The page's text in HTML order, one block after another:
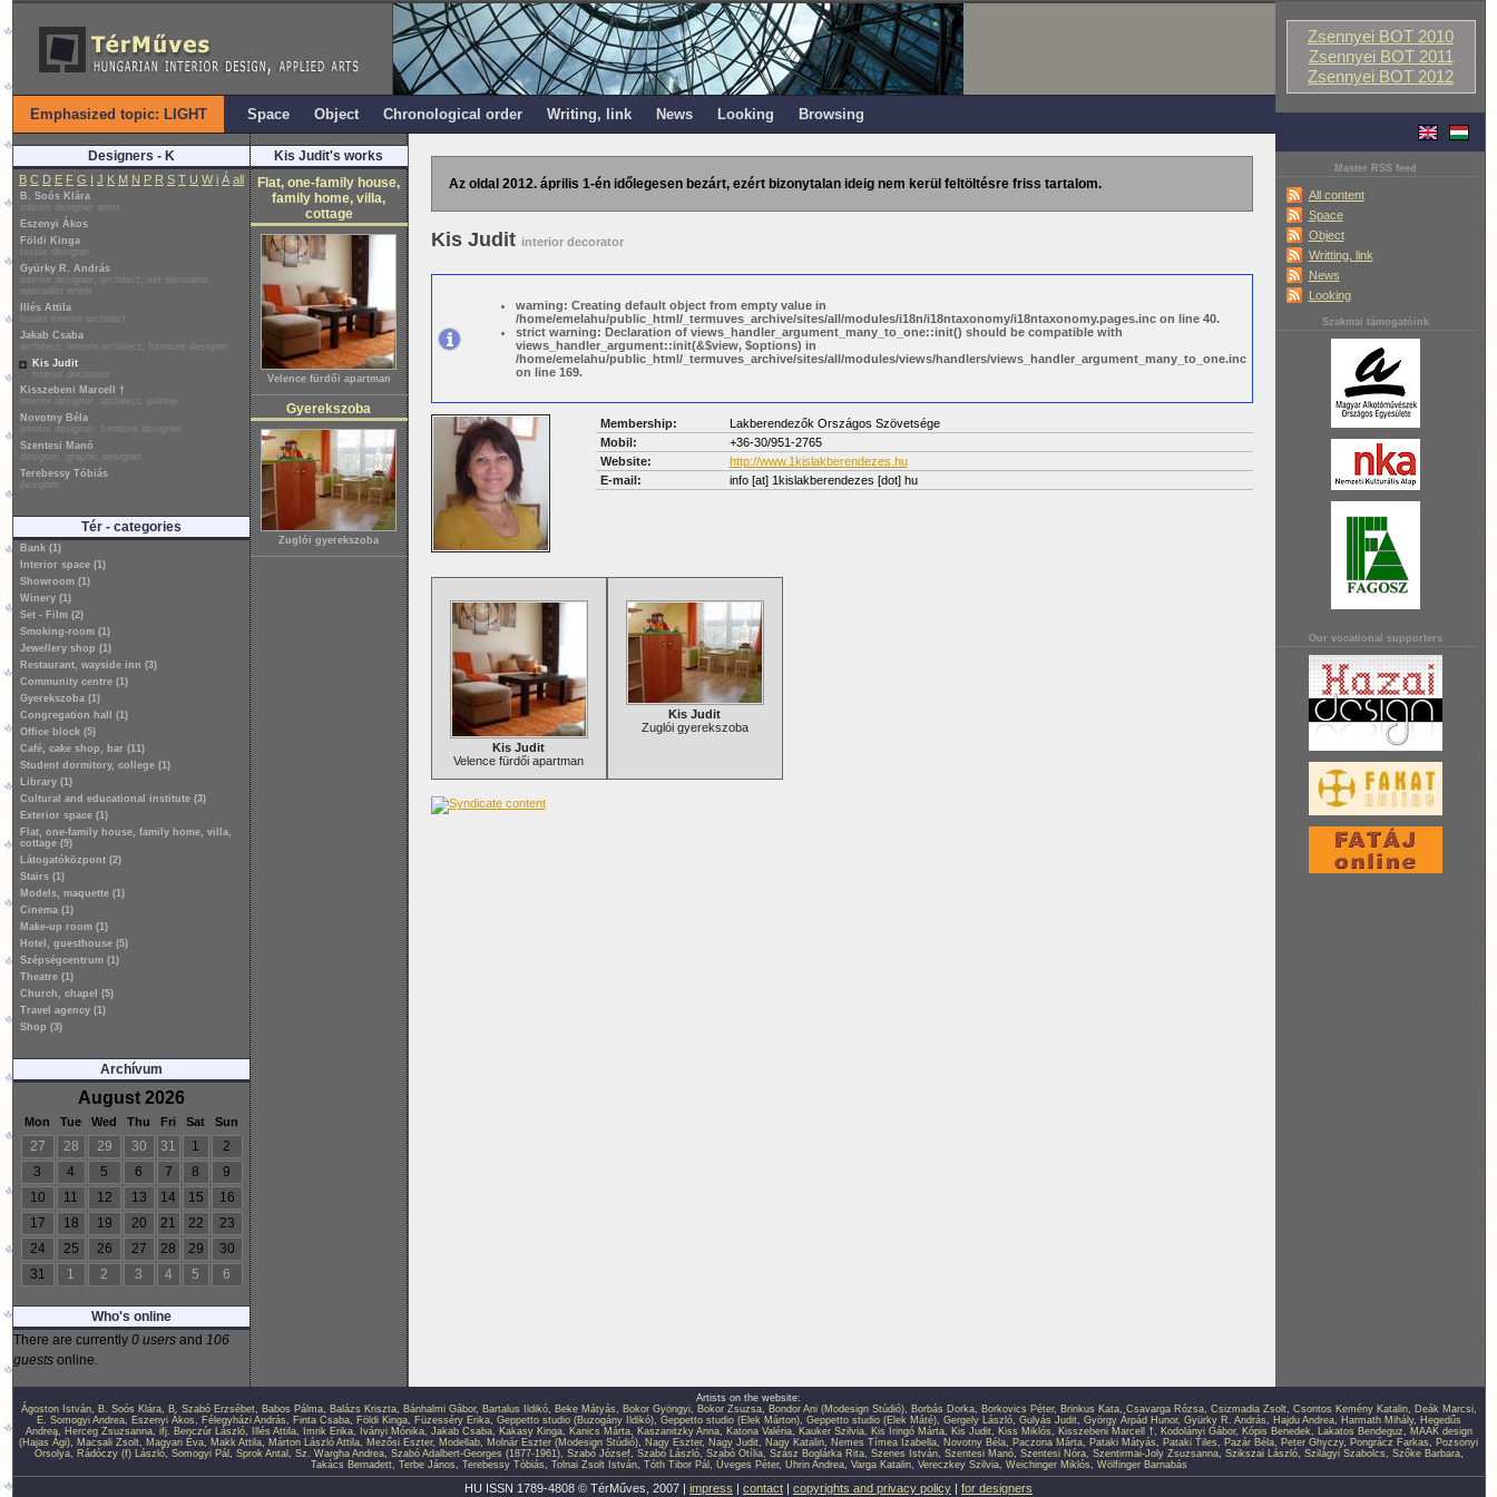
Zsennyei BOT 2010
Zsennyei BOT 2011
Zsennyei BOT 2012
Master RSS feed
All content
Space
Object
Writting, link
News
Looking
Szakmai támogatóink
Our vocational supporters
Emphasized topic: LIGHT Space Object Chronological order Writing, link News Looking Browsing
Designers - K
B C D E F G I J K M N P R S T U W i Á all
B. Soós Klára
interior designer artist
Eszenyi Ákos
Földi Kinga
textile designer
Gyürky R. András
interior designer, architect, set decorator,
specialist writer
Illés Attila
leader interior architect
Jakab Csaba
architect, interior architect, furniture designer
Kis Judit
interior decorator
Kisszebeni Marcell †
interior designer, architect, painter
Novotny Béla
interior designer, furniture designer
Szentesi Manó
designer, graphic designer
Terebessy Tóbiás
designer
Tér - categories
Bank (1)
Interior space (1)
Showroom (1)
Winery (1)
Set - Film (2)
Smoking-room (1)
Jewellery shop (1)
Restaurant, wayside inn (3)
Community centre (1)
Gyerekszoba (1)
Congregation hall (1)
Office block (5)
Café, cake shop, bar (11)
Student dormitory, college (1)
Library (1)
Cultural and educational institute (3)
Exterior space (1)
Flat, one-family house, family home, villa,
cottage (9)
Látogatóközpont (2)
Stairs (1)
Models, maquette (1)
Cinema (1)
Make-up room (1)
Hotel, guesthouse (5)
Szépségcentrum (1)
Theatre (1)
Church, chapel (5)
Travel agency (1)
Shop (3)
Archívum
August 2026
Mon Tue Wed Thu Fri Sat Sun
27 28 29 30 31 1
2
3
4 5 6 7 8
9
10
11 12 13 14 15
16
17
18 19 20 21 22
23
24
25 26 27 28 29
30
31
1 2 3 4 5 6
Who's online
There are currently 0 usersand 106
guestsonline.
Kis Judit's works
Flat, one-family house,
family home, villa,
cottage
Velence fürdői apartman
Gyerekszoba
Zuglói gyerekszoba
Az oldal 2012. április 1-én időlegesen bezárt, ezért bizonytalan ideig nem kerül feltöltésre friss tartalom.
Kis Judit interior decorator
warning: Creating default object from empty value in
/home/emelahu/public_html/_termuves_archive/sites/all/modules/i18n/i18ntaxonomy/i18ntaxonomy.pages.inc on line 40.
strict warning: Declaration of views_handler_argument_many_to_one::init() should be compatible with
views_handler_argument::init(&$view, $options) in
/home/emelahu/public_html/_termuves_archive/sites/all/modules/views/handlers/views_handler_argument_many_to_one.inc
on line 169.
Membership:
Lakberendezők Országos Szövetsége
Mobil:
+36-30/951-2765
Website:
http://www.1kislakberendezes.hu
E-mail:
info[at] 1kislakberendezes [dot] hu
Kis Judit
Velence fürdői apartman
Kis Judit
Zuglói gyerekszoba
Artists on the website:
Ágoston István, B. Soós Klára, B. Szabó Erzsébet, Babos Pálma, Balázs Kriszta, Bánhalmi Gábor, Bartalus Ildikó, Beke Mátyás, Bokor Gyöngyi, Bokor Zsuzsa, Bondor Ani (Modesign Stúdió), Borbás Dorka, Borkovics Péter, Brinkus Kata, Csavarga Rózsa, Csizmadia Zsolt, Csontos Kemény Katalin, Deák Marcsi,
E. Somogyi Andrea, Eszenyi Ákos, Félegyházi András, Finta Csaba, Földi Kinga, Füzesséry Erika, Geppetto studio (Buzogány Ildikó), Geppetto studio (Elek Márton), Geppetto studio (Elek Máté), Gergely László, Gulyás Judit, György Árpád Hunor, Gyürky R. András, Hajdu Andrea, Harmath Mihály, Hegedűs
Andrea, Herceg Zsuzsanna, ifj. Benczúr László, Illés Attila, Imrik Erika, Iványi Mónika, Jakab Csaba, Kakasy Kinga, Kanics Márta, Kaszanitzky Anna, Katona Valéria, Kauker Szilvia, Kis Iringó Márta, Kis Judit, Kiss Miklós, Kisszebeni Marcell †, Kodolányi Gábor, Kópis Benedek, Lakatos Bendeguz, MAAK design
(Hajas Ági), Macsali Zsolt, Magyari Éva, Makk Attila, Márton László Attila, Mezősi Eszter, Modellab, Molnár Eszter (Modesign Stúdió), Nagy Eszter, Nagy Judit, Nagy Katalin, Nemes Tímea Izabella, Novotny Béla, Paczona Márta, Pataki Mátyás, Pataki Tiles, Pazár Béla, Peter Ghyczy, Pongrácz Farkas, Pozsonyi
Orsolya, Rádóczy (f) László, Somogyi Pál , Sprok Antal , Sz. Wargha Andrea, Szabó Adalbert-Georges (1877-1961), Szabó József, Szabó László, Szabó Otília, Szász Boglárka Rita, Szenes István, Szentesi Manó, Szentesi Nóra, Szentirmai-Joly Zsuzsanna, Szikszai László, Szilágyi Szabolcs, Szőke Barbara,
Takács Bernadett, Terbe János, Terebessy Tóbiás, Tolnai Zsolt István, Tóth Tibor Pál , Üveges Péter, Uhrin Andrea, Varga Katalin, Vereczkey Szilvia, Weichinger Miklós, Wölfinger Barnabás
HU ISSN 1789-4808 © TérMűves, 2007 | impress | contact | copyrights and privacy policy | for designers